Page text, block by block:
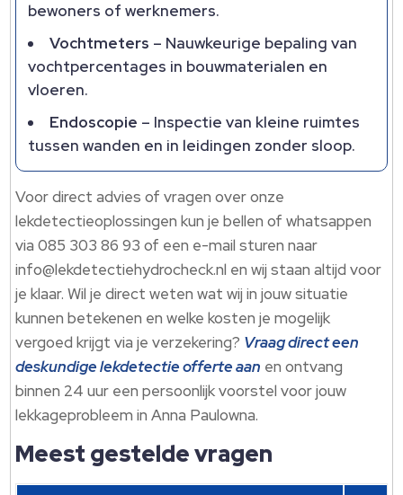
bewoners of werknemers.​
Vochtmeters – Nauwkeurige bepaling van
vochtpercentages in bouwmaterialen en
vloeren.​
Endoscopie – Inspectie van kleine ruimtes
tussen wanden en in leidingen zonder sloop.​
Voor direct advies of vragen over onze
lekdetectieoplossingen kun je bellen of whatsappen
via 085 303 86 93 of een e-mail sturen naar
info@lekdetectiehydrocheck.​nl en wij staan altijd voor
je klaar.​ Wil je direct weten wat wij in jouw situatie
kunnen betekenen en welke kosten je mogelijk
vergoed krijgt via je verzekering? Vraag direct een
deskundige lekdetectie offerte aan en ontvang
binnen 24 uur een persoonlijk voorstel voor jouw
lekkageprobleem in Anna Paulowna.​
Meest gestelde vragen